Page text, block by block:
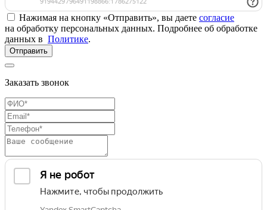
Нажимая на кнопку «Отправить», вы даете согласие
на обработку персональных данных. Подробнее об обработке
данных в Политике.
Отправить
Заказать звонок